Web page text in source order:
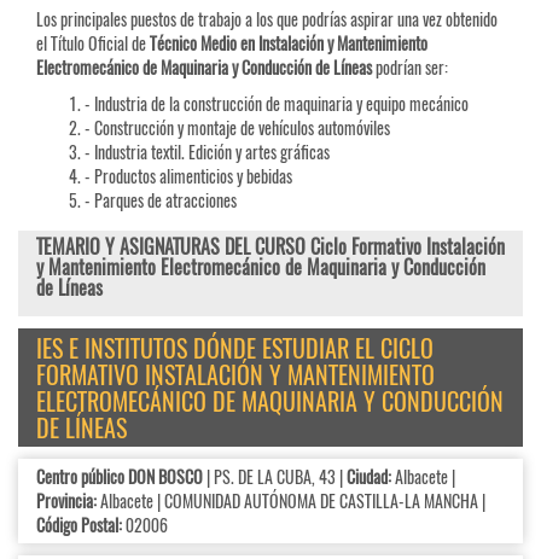
Los principales puestos de trabajo a los que podrías aspirar una vez obtenido
el Título Oficial deTécnico Medio en Instalación y Mantenimiento
Electromecánico de Maquinaria y Conducción de Líneaspodrían ser:
- Industria de la construcción de maquinaria y equipo mecánico
- Construcción y montaje de vehículos automóviles
- Industria textil. Edición y artes gráficas
- Productos alimenticios y bebidas
- Parques de atracciones
TEMARIO Y ASIGNATURAS DEL CURSO Ciclo Formativo Instalación
y Mantenimiento Electromecánico de Maquinaria y Conducción
de Líneas
IES E INSTITUTOS DÓNDE ESTUDIAR EL CICLO
FORMATIVO INSTALACIÓN Y MANTENIMIENTO
ELECTROMECÁNICO DE MAQUINARIA Y CONDUCCIÓN
DE LÍNEAS
Centro público DON BOSCO| PS. DE LA CUBA, 43 |Ciudad:Albacete |
Provincia:Albacete | COMUNIDAD AUTÓNOMA DE CASTILLA-LA MANCHA |
Código Postal:02006